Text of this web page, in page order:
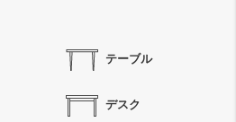
テーブル
デスク